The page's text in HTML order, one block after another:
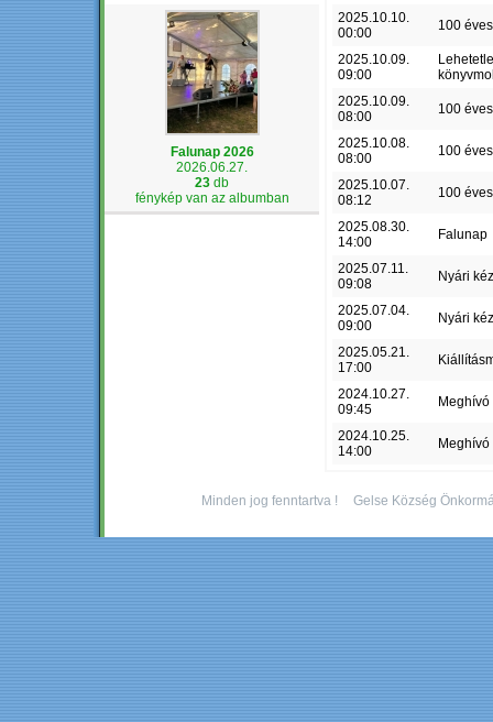
Falunap 2026
2026.06.27.
23 db
fénykép van az albumban
2025.10.10.
00:00
100
2025.10.09.
09:00
2025.10.09.
08:00
100
2025.10.08.
08:00
100
2025.10.07.
08:12
100
2025.08.30.
14:00
Falunap
2025.07.11.
09:08
Nyári
2025.07.04.
09:00
Nyári
2025.05.21.
17:00
2024.10.27.
09:45
Meghívó
2024.10.25.
14:00
Meghívó
Minden jog fenntartva ! Gelse Község